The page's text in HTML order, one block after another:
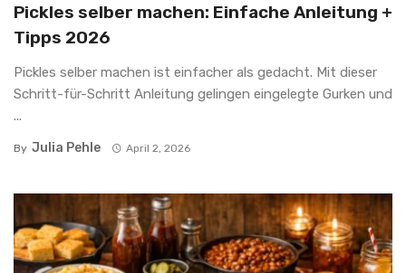
Pickles selber machen: Einfache Anleitung +
Tipps 2026
Pickles selber machen ist einfacher als gedacht. Mit dieser
Schritt-für-Schritt Anleitung gelingen eingelegte Gurken und
...
By Julia Pehle April 2, 2026